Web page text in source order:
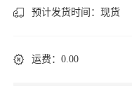
预计发货时间： 现货
运费：0.00